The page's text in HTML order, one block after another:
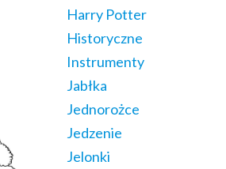
Harry Potter
Historyczne
Instrumenty
Jabłka
Jednorożce
Jedzenie
Jelonki